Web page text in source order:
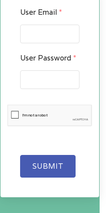
User Email *
User Password *
SUBMIT